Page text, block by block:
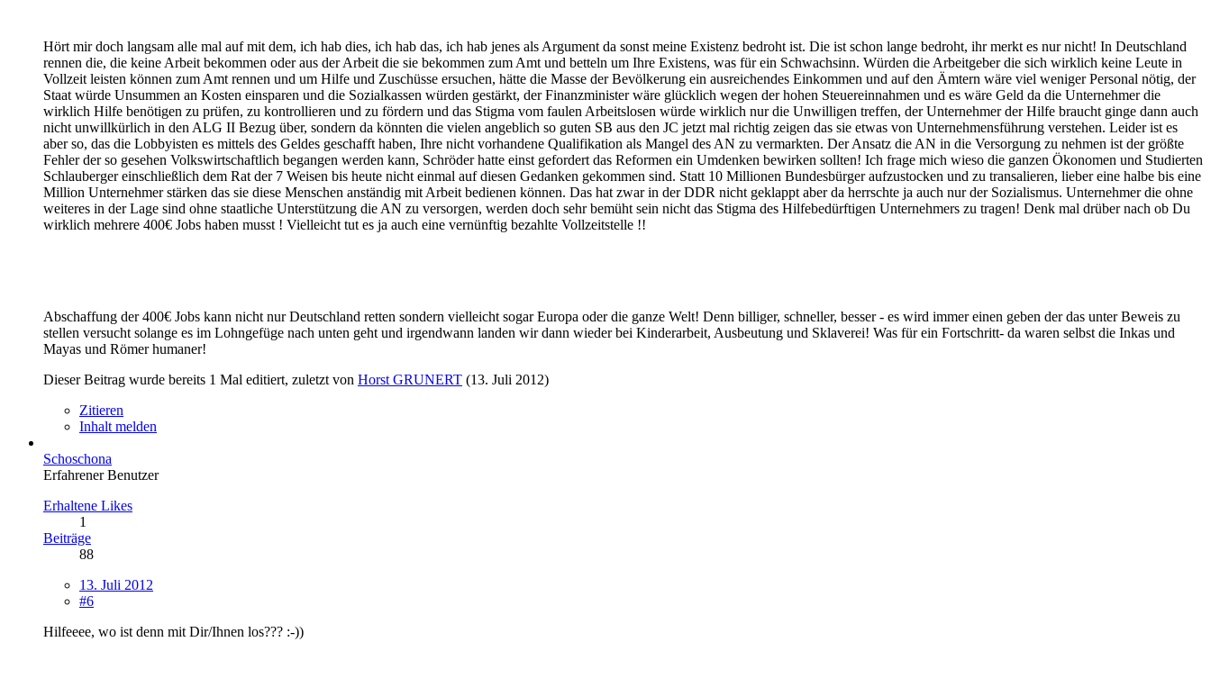
Hört mir doch langsam alle mal auf mit dem, ich hab dies, ich hab das, ich hab jenes als Argument da sonst meine Existenz bedroht ist. Die ist schon lange bedroht, ihr merkt es nur nicht! In Deutschland
rennen die, die keine Arbeit bekommen oder aus der Arbeit die sie bekommen zum Amt und betteln um Ihre Existens, was für ein Schwachsinn. Würden die Arbeitgeber die sich wirklich keine Leute in
Vollzeit leisten können zum Amt rennen und um Hilfe und Zuschüsse ersuchen, hätte die Masse der Bevölkerung ein ausreichendes Einkommen und auf den Ämtern wäre viel weniger Personal nötig, der
Staat würde Unsummen an Kosten einsparen und die Sozialkassen würden gestärkt, der Finanzminister wäre glücklich wegen der hohen Steuereinnahmen und es wäre Geld da die Unternehmer die
wirklich Hilfe benötigen zu prüfen, zu kontrollieren und zu fördern und das Stigma vom faulen Arbeitslosen würde wirklich nur die Unwilligen treffen, der Unternehmer der Hilfe braucht ginge dann auch
nicht unwillkürlich in den ALG II Bezug über, sondern da könnten die vielen angeblich so guten SB aus den JC jetzt mal richtig zeigen das sie etwas von Unternehmensführung verstehen. Leider ist es
aber so, das die Lobbyisten es mittels des Geldes geschafft haben, Ihre nicht vorhandene Qualifikation als Mangel des AN zu vermarkten. Der Ansatz die AN in die Versorgung zu nehmen ist der größte
Fehler der so gesehen Volkswirtschaftlich begangen werden kann, Schröder hatte einst gefordert das Reformen ein Umdenken bewirken sollten! Ich frage mich wieso die ganzen Ökonomen und Studierten
Schlauberger einschließlich dem Rat der 7 Weisen bis heute nicht einmal auf diesen Gedanken gekommen sind. Statt 10 Millionen Bundesbürger aufzustocken und zu transalieren, lieber eine halbe bis eine
Million Unternehmer stärken das sie diese Menschen anständig mit Arbeit bedienen können. Das hat zwar in der DDR nicht geklappt aber da herrschte ja auch nur der Sozialismus. Unternehmer die ohne
weiteres in der Lage sind ohne staatliche Unterstützung die AN zu versorgen, werden doch sehr bemüht sein nicht das Stigma des Hilfebedürftigen Unternehmers zu tragen! Denk mal drüber nach ob Du
wirklich mehrere 400€ Jobs haben musst ! Vielleicht tut es ja auch eine vernünftig bezahlte Vollzeitstelle !!
Abschaffung der 400€ Jobs kann nicht nur Deutschland retten sondern vielleicht sogar Europa oder die ganze Welt! Denn billiger, schneller, besser - es wird immer einen geben der das unter Beweis zu
stellen versucht solange es im Lohngefüge nach unten geht und irgendwann landen wir dann wieder bei Kinderarbeit, Ausbeutung und Sklaverei! Was für ein Fortschritt- da waren selbst die Inkas und
Mayas und Römer humaner!
Dieser Beitrag wurde bereits 1 Mal editiert, zuletzt von Horst GRUNERT (13. Juli 2012)
Zitieren
Inhalt melden
Schoschona
Erfahrener Benutzer
Erhaltene Likes
1
Beiträge
88
13. Juli 2012
#6
Hilfeeee, wo ist denn mit Dir/Ihnen los??? :-))